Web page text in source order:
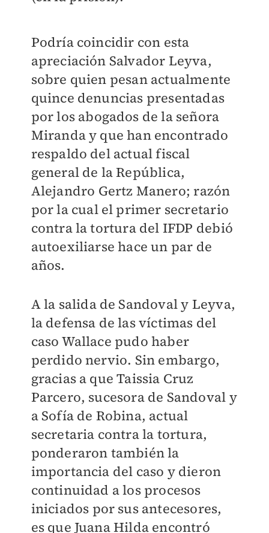
Podría coincidir con esta
apreciación Salvador Leyva,
sobre quien pesan actualmente
quince denuncias presentadas
por los abogados de la señora
Miranda y que han encontrado
respaldo del actual fiscal
general de la República,
Alejandro Gertz Manero; razón
por la cual el primer secretario
contra la tortura del IFDP debió
autoexiliarse hace un par de
años.
A la salida de Sandoval y Leyva,
la defensa de las víctimas del
caso Wallace pudo haber
perdido nervio. Sin embargo,
gracias a que Taissia Cruz
Parcero, sucesora de Sandoval y
a Sofía de Robina, actual
secretaria contra la tortura,
ponderaron también la
importancia del caso y dieron
continuidad a los procesos
iniciados por sus antecesores,
es que Juana Hilda encontró